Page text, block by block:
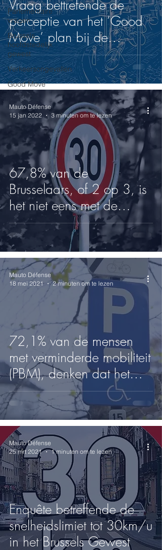
Parlementaire
vragen
Brussels
hoofdstedelijk
gewest
Verkeersongevallen
Good Move
Vraag bettrefende de
perceptie van het ‘Good
Move’ plan bij de
Brusselse bevolking.
67,8% van de
Brusselaars, of 2 op 3, is
het niet eens met de
veralgemening van
30km/u!
Mauto Défense
15 jan 2022
3 minuten om te lezen
72,1% van de mensen
met verminderde mobiliteit
(PBM), denken dat het
plan “Good Move” hun
mobiliteit
Mauto Défense
18 mei 2021
2 minuten om te lezen
Enquête betreffende de
snelheidslimiet tot 30km/u
in het Brussels Gewest
Mauto Défense
25 mrt 2021
1 minuten om te lezen